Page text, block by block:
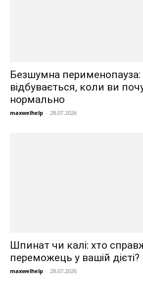
Безшумна
відбувається, коли ви
нормально
maxwelhelp - 28.07.2026
Шпинат чи калі: хто
переможець у вашій дієті?
maxwelhelp - 28.07.2026